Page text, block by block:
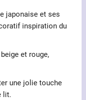
japonaise et ses
inspiration du
et rouge,
une jolie touche
lit.